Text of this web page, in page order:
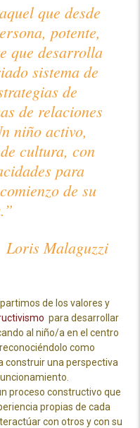
que desde
potente,
que desarrolla
sistema de
de
de relaciones
niño activo,
cultura, con
para
de su
Loris Malaguzzi
de los valores y
para desarrollar
al niño/a en el centro
como
construir una perspectiva
proceso constructivo que
propias de cada
con otros y con su